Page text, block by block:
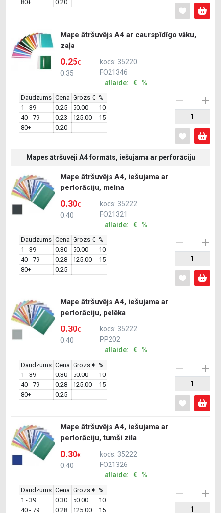
80+
0.20
Mape ātršuvējs A4 ar caurspīdīgo vāku,
zaļa
0.35
0.25€
kods: 35220
FO21346
atlaide: € %
Daudzums Cena Grozs € %
1 - 39
0.25 50.00
10
40 - 79
0.23 125.00
15
80+
0.20
Mapes ātršuvēji A4 formāts, iešujama ar perforāciju
Mape ātršuvējs A4, iešujama ar
perforāciju, melna
0.40
0.30€
kods: 35222
FO21321
atlaide: € %
Daudzums Cena Grozs € %
1 - 39
0.30 50.00
10
40 - 79
0.28 125.00
15
80+
0.25
Mape ātršuvējs A4, iešujama ar
perforāciju, pelēka
0.40
0.30€
kods: 35222
PP202
atlaide: € %
Daudzums Cena Grozs € %
1 - 39
0.30 50.00
10
40 - 79
0.28 125.00
15
80+
0.25
Mape ātršuvējs A4, iešujama ar
perforāciju, tumši zila
0.40
0.30€
kods: 35222
FO21326
atlaide: € %
Daudzums Cena Grozs € %
1 - 39
0.30 50.00
10
40 - 79
0.28 125.00 15